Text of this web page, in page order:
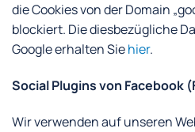
die Cookies von der Domain
blockiert. Die diesbezügliche
Google erhalten Siehier.
Social Plugins von Facebook
Wir verwenden auf unseren